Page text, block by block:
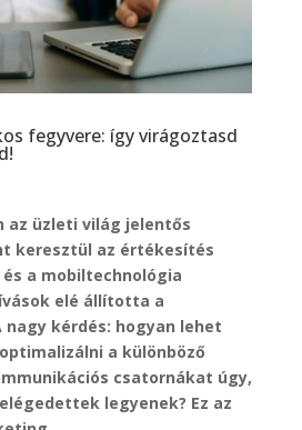
fegyvere: így virágoztasd
az üzleti világ jelentős
keresztül az értékesítés
a mobiltechnológia
elé állította a
kérdés: hogyan lehet
a különböző
csatornákat úgy,
legyenek? Ez az